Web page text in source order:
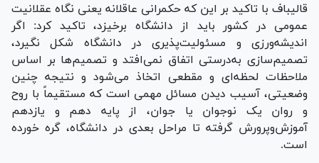
قالیباف با تاکید بر این که حکمرانی عاقلانه یعنی نگاه عقلانیت
عمومی در کشور باید از دانشگاه برخیزد، تاکید کرد: اگر
اندیشه‌ورزی و مسئولیت‌پذیری در دانشگاه شکل نگیرد،
تصمیم‌سازی به‌درستی اتفاق نمی‌افتد و تصمیم‌ها بر اساس
ملاحظات لحظه‌ای و مقطعی اتخاذ می‌شود و نتیجه چنین
وضعیتی، آسیب دیدن مسائل مهمی است که مستقیماً با روح
و روان یک نوجوان یا جوان، از پایه دهم و یازدهم
آموزش‌وپرورش گرفته تا مراحل بعدی در دانشگاه، گره خورده
است.